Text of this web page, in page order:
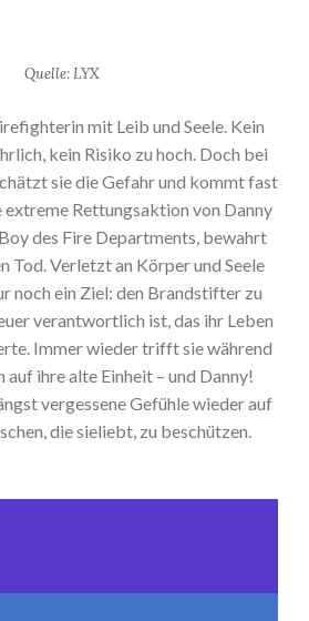
Quelle: LYX
mit Leib und Seele. Kein
kein Risiko zu hoch. Doch bei
sie die Gefahr und kommt fast
extreme Rettungsaktion von Danny
des Fire Departments, bewahrt
Tod. Verletzt an Körper und Seele
noch ein Ziel: den Brandstifter zu
verantwortlich ist, das ihr Leben
Immer wieder trifft sie während
ihre alte Einheit – und Danny!
vergessene Gefühle wieder auf
die sieliebt, zu beschützen.